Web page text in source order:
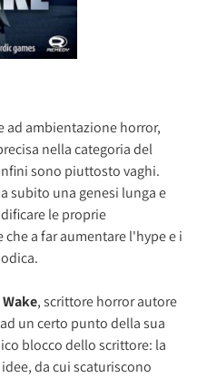
ad ambientazione horror,
nella categoria del
sono piuttosto vaghi.
subito una genesi lunga e
le proprie
a far aumentare l'hype e i
, scrittore horror autore
un certo punto della sua
blocco dello scrittore: la
da cui scaturiscono